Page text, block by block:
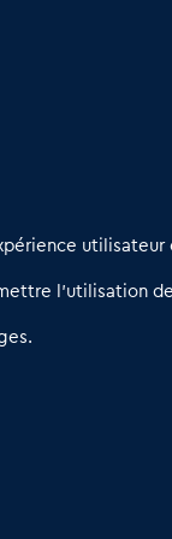
: Un
l’utilisation